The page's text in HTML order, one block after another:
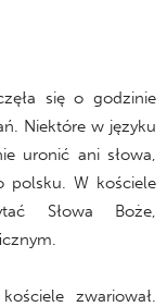
się o godzinie
Niektóre w języku
uronić ani słowa,
polsku. W kościele
Słowa Boże,
zwariował.